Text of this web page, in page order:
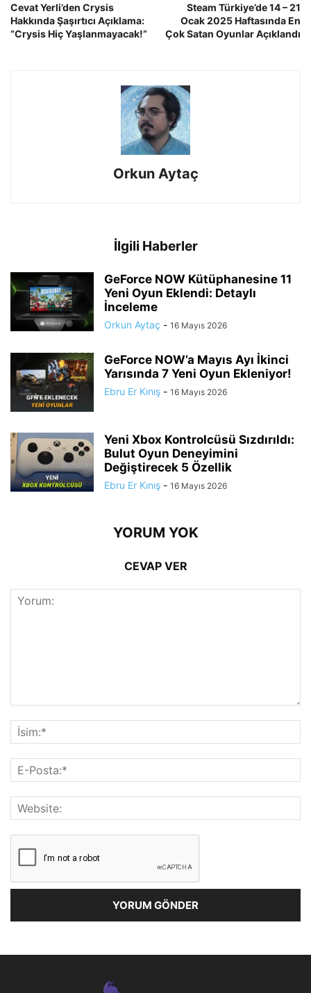
Cevat Yerli’den Crysis
Hakkında Şaşırtıcı Açıklama:
“Crysis Hiç Yaşlanmayacak!”
Steam Türkiye’de 14 – 21
Ocak 2025 Haftasında En
Çok Satan Oyunlar Açıklandı
Orkun Aytaç
İlgili Haberler
GeForce NOW Kütüphanesine 11
Yeni Oyun Eklendi: Detaylı
İnceleme
Orkun Aytaç - 16 Mayıs 2026
GeForce NOW’a Mayıs Ayı İkinci
Yarısında 7 Yeni Oyun Ekleniyor!
Ebru Er Kınış - 16 Mayıs 2026
Yeni Xbox Kontrolcüsü Sızdırıldı:
Bulut Oyun Deneyimini
Değiştirecek 5 Özellik
Ebru Er Kınış - 16 Mayıs 2026
YORUM YOK
CEVAP VER